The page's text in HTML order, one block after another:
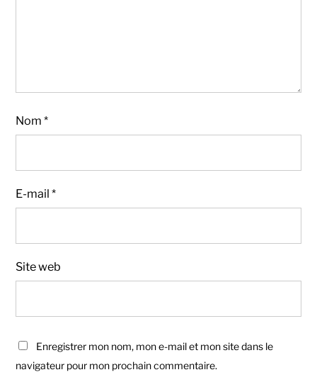
Nom*
E-mail*
Site web
Enregistrer mon nom, mon e-mail et mon site dans le
navigateur pour mon prochain commentaire.